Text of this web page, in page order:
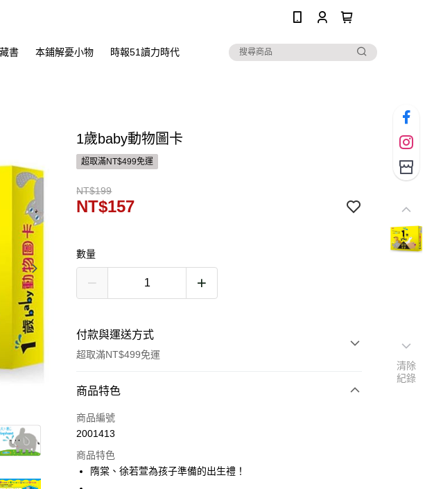
書 本鋪解憂小物 時報51讀力時代
1歲baby動物圖卡
超取滿NT$499免運
NT$199
NT$157
數量
付款與運送方式
超取滿NT$499免運
付款方式
信用卡一次付款
商品特色
商品編號
2001413
商品特色
隋棠、徐若萱為孩子準備的出生禮！
清除
紀錄